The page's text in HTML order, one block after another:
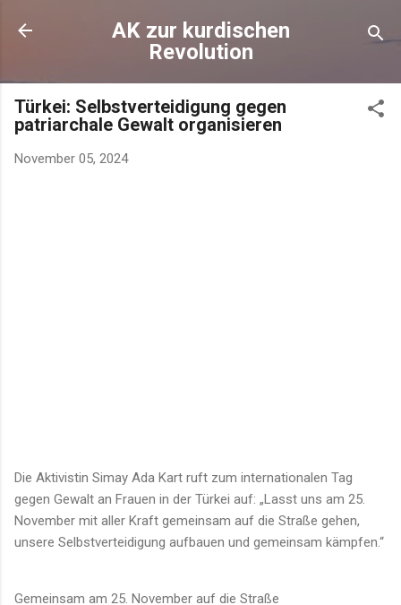
AK zur kurdischen
Revolution
Türkei: Selbstverteidigung gegen
patriarchale Gewalt organisieren
November 05, 2024
Die Aktivistin Simay Ada Kart ruft zum internationalen Tag
gegen Gewalt an Frauen in der Türkei auf: „Lasst uns am 25.
November mit aller Kraft gemeinsam auf die Straße gehen,
unsere Selbstverteidigung aufbauen und gemeinsam kämpfen.“
Gemeinsam am 25. November auf die Straße